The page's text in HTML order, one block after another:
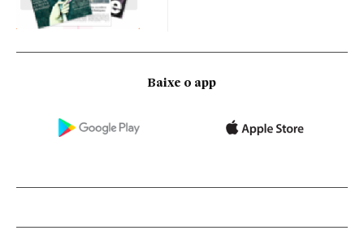
Baixe o app